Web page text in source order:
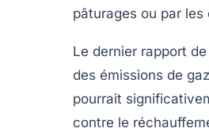
pâturages ou par
Le dernier rapport
des émissions de
pourrait
contre le